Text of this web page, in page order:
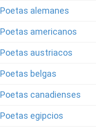
Poetas alemanes
Poetas americanos
Poetas austriacos
Poetas belgas
Poetas canadienses
Poetas egipcios